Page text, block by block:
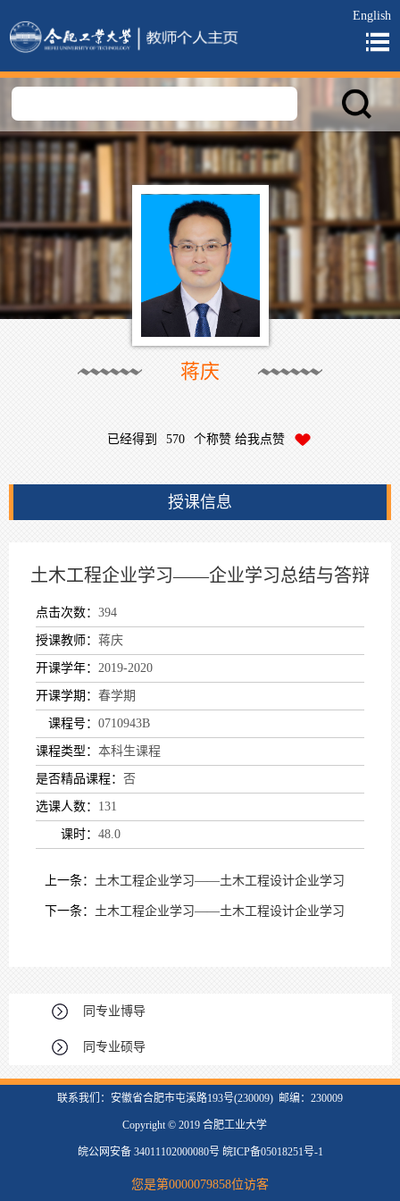
English
蒋庆
已经得到 570 个称赞 给我点赞
授课信息
土木工程企业学习——企业学习总结与答辩
点击次数： 394
授课教师： 蒋庆
开课学年： 2019-2020
开课学期： 春学期
课程号： 0710943B
课程类型： 本科生课程
是否精品课程： 否
选课人数： 131
课时： 48.0
上一条： 土木工程企业学习——土木工程设计企业学习
下一条： 土木工程企业学习——土木工程设计企业学习
同专业博导
同专业硕导
联系我们：安徽省合肥市屯溪路193号(230009) 邮编：230009
Copyright © 2019 合肥工业大学
皖公网安备 34011102000080号 皖ICP备05018251号-1
您是第0000079858位访客